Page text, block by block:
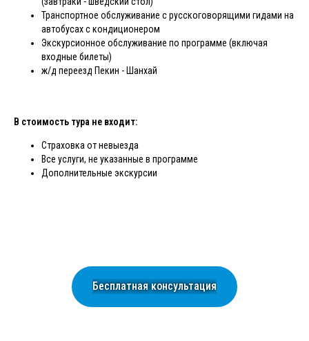
Транспортное обслуживание с русскоговорящими гидами на
автобусах с кондиционером
Экскурсионное обслуживание по программе (включая
входные билеты)
ж/д переезд Пекин - Шанхай
В стоимость тура не входит:
Страховка от невыезда
Все услуги, не указанные в программе
Дополнительные экскурсии
Бесплатная консультация